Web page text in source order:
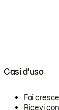
Casi d'uso
Fai
Ricevi